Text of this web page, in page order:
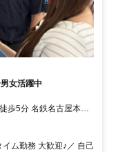
女活躍中
歩5分 名鉄名古屋本線
ム勤務 大歓迎♪／ 自己